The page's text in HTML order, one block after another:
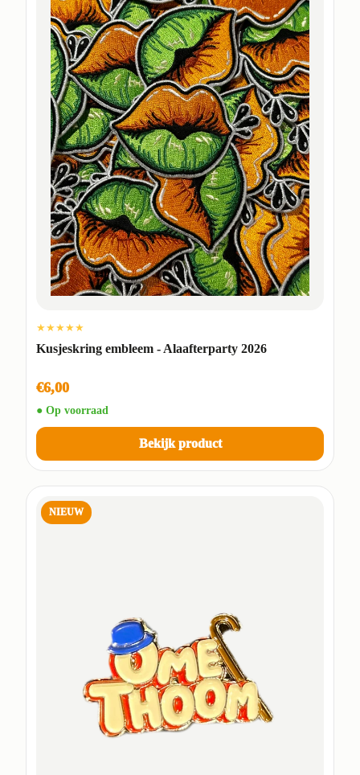
★★★★★
Kusjeskring embleem - Alaafterparty 2026
€6,00
● Op voorraad
Bekijk product
NIEUW